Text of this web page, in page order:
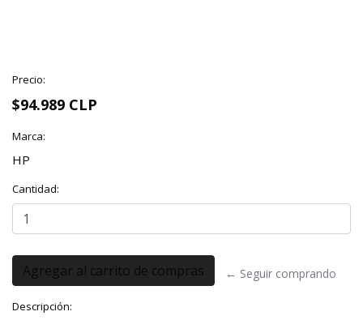
Precio:
$94.989 CLP
Marca:
HP
Cantidad:
← Seguir comprando
Descripción: